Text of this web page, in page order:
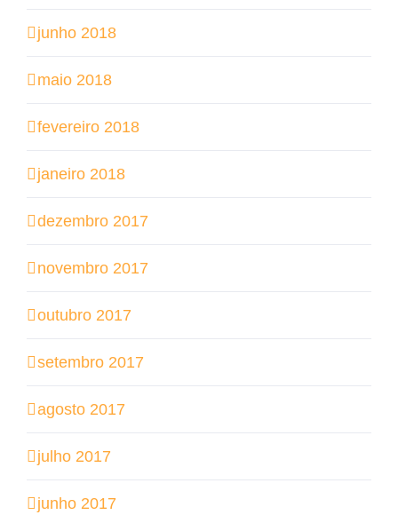
junho 2018
maio 2018
fevereiro 2018
janeiro 2018
dezembro 2017
novembro 2017
outubro 2017
setembro 2017
agosto 2017
julho 2017
junho 2017